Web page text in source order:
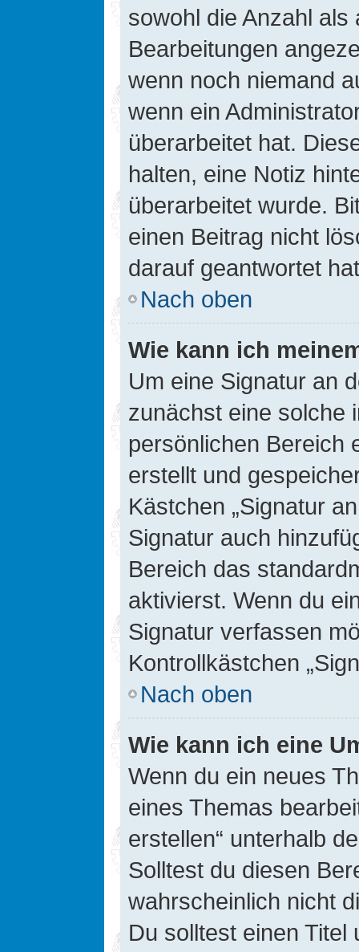
sowohl die Anzahl
Bearbeitungen
wenn noch niemand
wenn ein
überarbeitet hat.
halten, eine Notiz
überarbeitet wurde.
einen Beitrag nicht
darauf geantwortet
Nach oben
Wie kann ich
Um eine Signatur an
zunächst eine solche
persönlichen Bereich
erstellt und
Kästchen „Signatur
Signatur auch
Bereich das
aktivierst. Wenn du
Signatur verfassen
Kontrollkästchen
Nach oben
Wie kann ich eine
Wenn du ein neues
eines Themas
erstellen“ unterhalb
Solltest du diesen
wahrscheinlich nicht
Du solltest einen